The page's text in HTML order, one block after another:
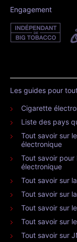
Engagement
Les guides pour
Cigarette
Liste des pays
Tout savoir sur
électronique
Tout savoir pour
électronique
Tout savoir sur
Tout savoir sur
Tout savoir sur
Tout savoir sur
Tout savoir sur